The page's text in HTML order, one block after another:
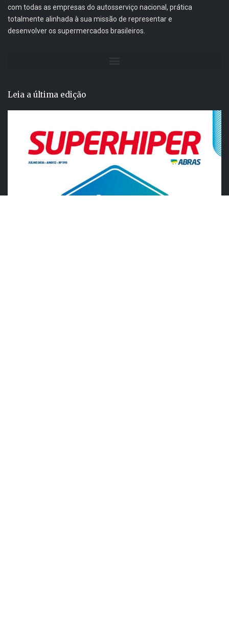
com todas as empresas do autosserviço nacional, prática
totalmente alinhada à sua missão de representar e
desenvolver os supermercados brasileiros.
Leia a última edição